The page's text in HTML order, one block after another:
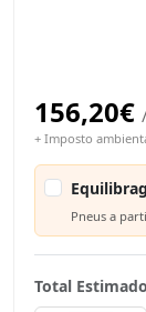
156,20€
+ Imposto
Pneus a
Total